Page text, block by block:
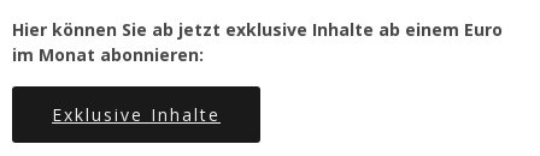
Hier können Sie ab jetzt exklusive Inhalte ab einem Euro
im Monat abonnieren:
Exklusive Inhalte